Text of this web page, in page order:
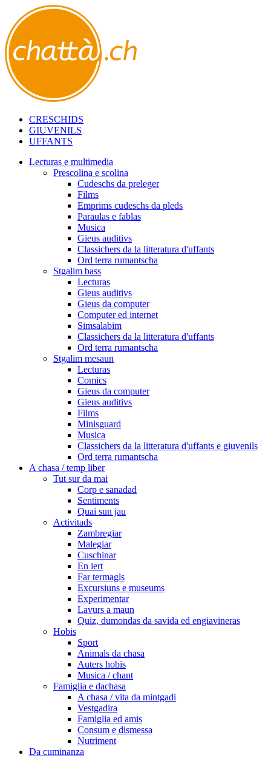
CRESCHIDS
GIUVENILS
UFFANTS
Lecturas e multimedia
Prescolina e scolina
Cudeschs da preleger
Films
Emprims cudeschs da pleds
Paraulas e fablas
Musica
Gieus auditivs
Classichers da la litteratura d'uffants
Ord terra rumantscha
Stgalim bass
Lecturas
Gieus auditivs
Gieus da computer
Computer ed internet
Simsalabim
Classichers da la litteratura d'uffants
Ord terra rumantscha
Stgalim mesaun
Lecturas
Comics
Gieus da computer
Gieus auditivs
Films
Minisguard
Musica
Classichers da la litteratura d'uffants e giuvenils
Ord terra rumantscha
A chasa / temp liber
Tut sur da mai
Corp e sanadad
Sentiments
Quai sun jau
Activitads
Zambregiar
Malegiar
Cuschinar
En iert
Far termagls
Excursiuns e museums
Experimentar
Lavurs a maun
Quiz, dumondas da savida ed engiavineras
Hobis
Sport
Animals da chasa
Auters hobis
Musica / chant
Famiglia e dachasa
A chasa / vita da mintgadi
Vestgadira
Famiglia ed amis
Consum e dismessa
Nutriment
Da cuminanza